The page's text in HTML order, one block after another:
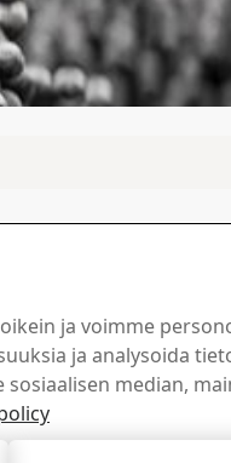
julkistukseen
(10.30 Suomen aikaa)
23. heinäkuuta
ja voimme
ja analysoida
median,